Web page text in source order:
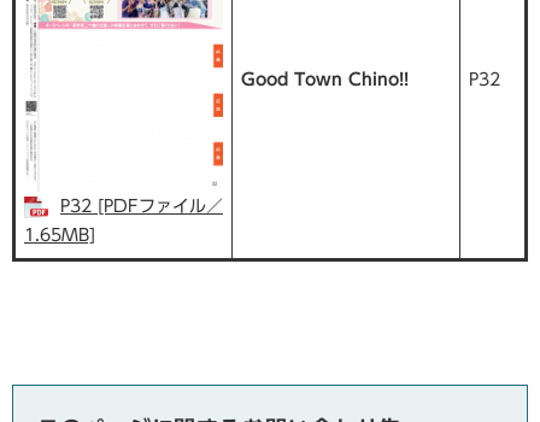
P32 [PDFファイル／
1.65MB]
Good Town Chino!! P32